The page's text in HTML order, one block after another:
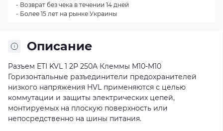
Описание
Разъем ETI KVL 1 2P 250A Клеммы M10-M10
Горизонтальные разъединители предохранителей
низкого напряжения HVL применяются с целью
коммутации и защиты электрических цепей,
монтируемых на плоскую поверхность или
непосредственно на шины питания.
- Возврат без чека в течении 14 дней
- Более 15 лет на рынке Украины